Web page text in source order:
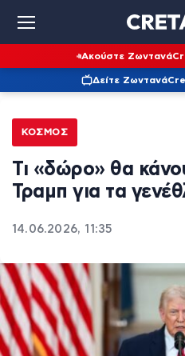
Ακούστε Ζωντανά
Δείτε Ζωντανά
ΚΌΣΜΟΣ
Τι «δώρο» θα
Τραμπ για τα
14.06.2026, 11:35